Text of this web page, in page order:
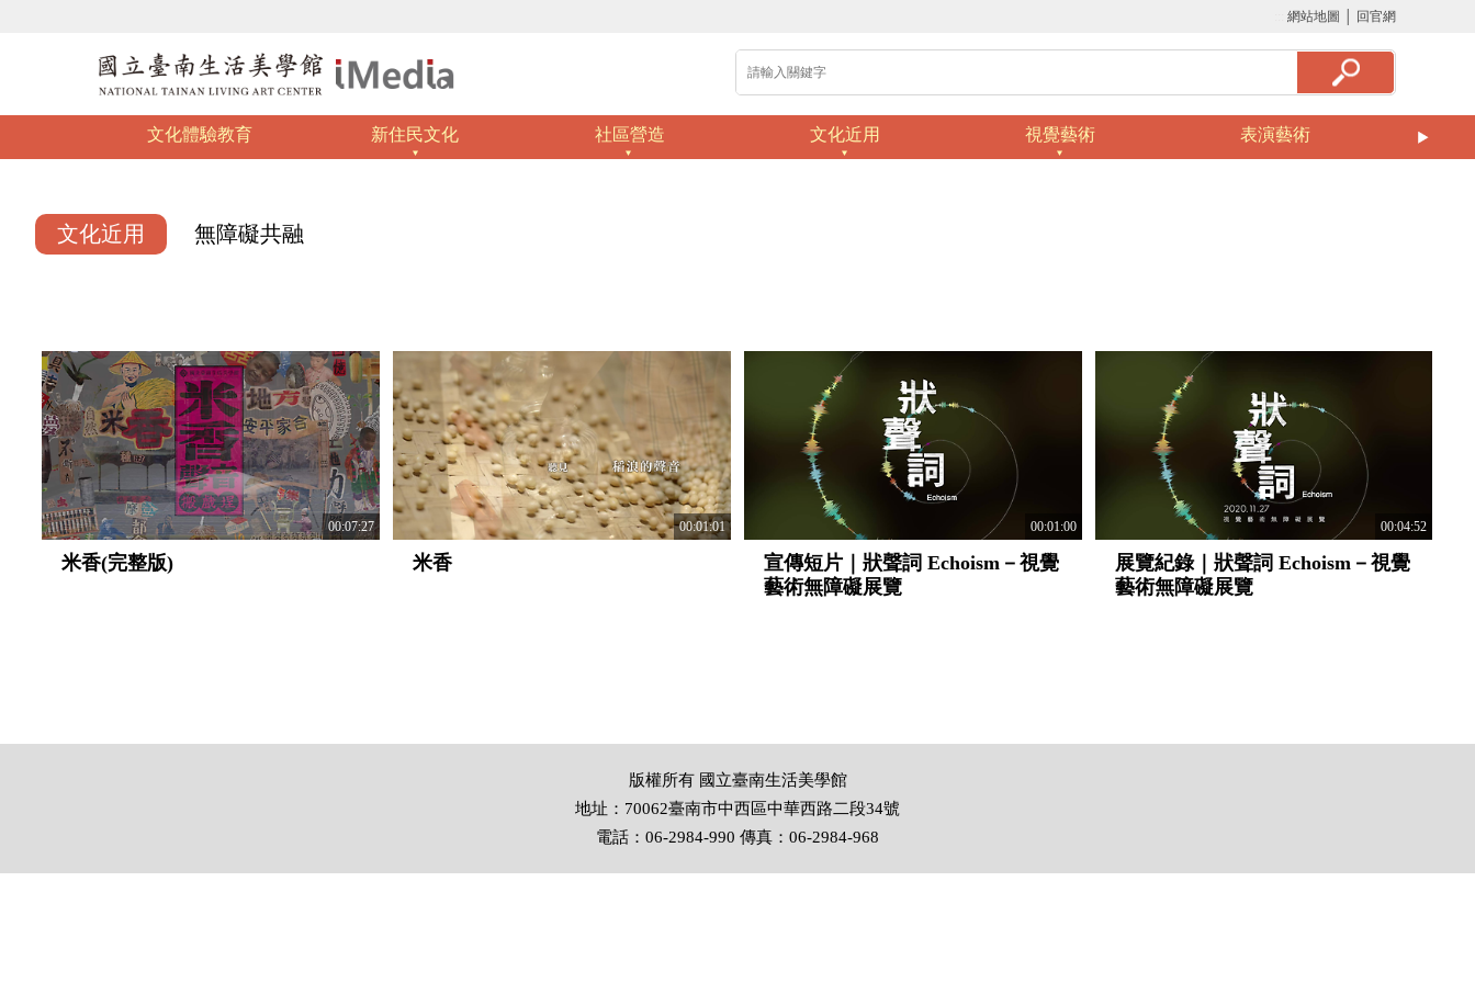
網站地圖 回官網
文化體驗教育 新住民文化 社區營造 文化近用 視覺藝術 表演藝術
文化近用 無障礙共融
00:07:27
米香(完整版)
00:01:01
米香
00:01:00
宣傳短片｜狀聲詞 Echoism－視覺
藝術無障礙展覽
00:04:52
展覽紀錄｜狀聲詞 Echoism－視覺
藝術無障礙展覽
版權所有 國立臺南生活美學館
地址：70062臺南市中西區中華西路二段34號
電話：06-2984-990 傳真：06-2984-968